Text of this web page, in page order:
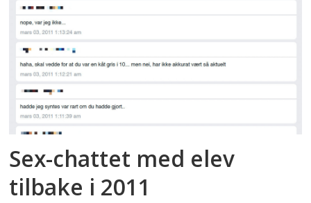
Sex-chattet med elev
tilbake i 2011